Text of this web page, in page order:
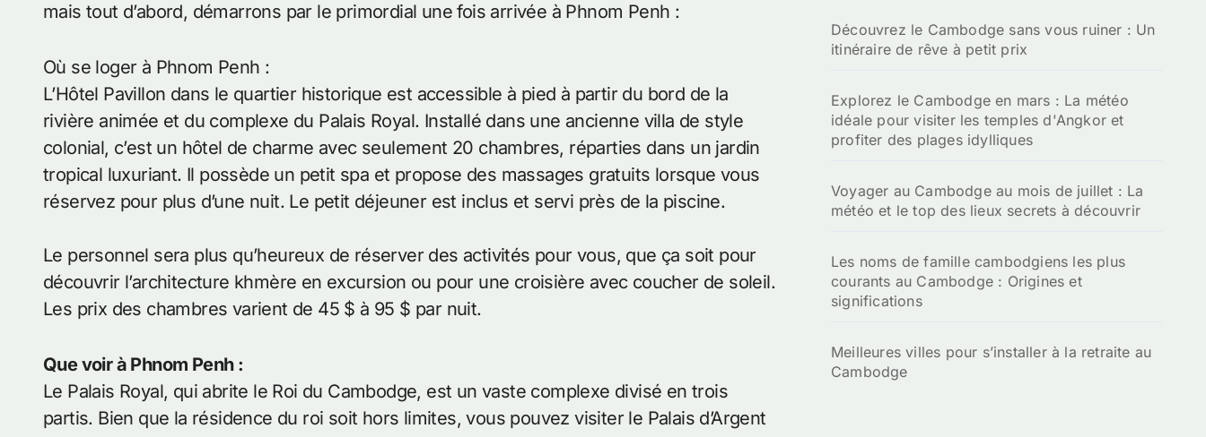
mais tout d’abord, démarrons par le primordial une fois arrivée à Phnom Penh :
Où se loger à Phnom Penh :
L’Hôtel Pavillon dans le quartier historique est accessible à pied à partir du bord de la
rivière animée et du complexe du Palais Royal. Installé dans une ancienne villa de style
colonial, c’est un hôtel de charme avec seulement 20 chambres, réparties dans un jardin
tropical luxuriant. Il possède un petit spa et propose des massages gratuits lorsque vous
réservez pour plus d’une nuit. Le petit déjeuner est inclus et servi près de la piscine.
Le personnel sera plus qu’heureux de réserver des activités pour vous, que ça soit pour
découvrir l’architecture khmère en excursion ou pour une croisière avec coucher de soleil.
Les prix des chambres varient de 45 $ à 95 $ par nuit.
Que voir à Phnom Penh :
Le Palais Royal, qui abrite le Roi du Cambodge, est un vaste complexe divisé en trois
partis. Bien que la résidence du roi soit hors limites, vous pouvez visiter le Palais d’Argent
Découvrez le Cambodge sans vous ruiner : Un
itinéraire de rêve à petit prix
Explorez le Cambodge en mars : La météo
idéale pour visiter les temples d'Angkor et
profiter des plages idylliques
Voyager au Cambodge au mois de juillet : La
météo et le top des lieux secrets à découvrir
Les noms de famille cambodgiens les plus
courants au Cambodge : Origines et
significations
Meilleures villes pour s’installer à la retraite au
Cambodge